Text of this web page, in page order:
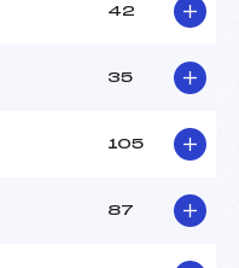
42
35
105
87